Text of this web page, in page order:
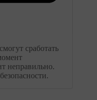
сработать
неправильно.